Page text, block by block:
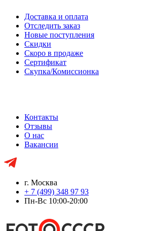
Доставка и оплата
Отследить заказ
Новые поступления
Скидки
Скоро в продаже
Сертификат
Скупка/Комиссионка
Контакты
Отзывы
О нас
Вакансии
г. Москва
+ 7 (499) 348 97 93
Пн-Вс 10:00-20:00